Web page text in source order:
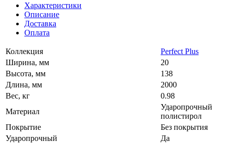
Характеристики
Описание
Доставка
Оплата
Коллекция
Perfect Plus
Ширина, мм
20
Высота, мм
138
Длина, мм
2000
Вес, кг
0.98
Материал
Ударопрочный
полистирол
Покрытие
Без покрытия
Ударопрочный
Да